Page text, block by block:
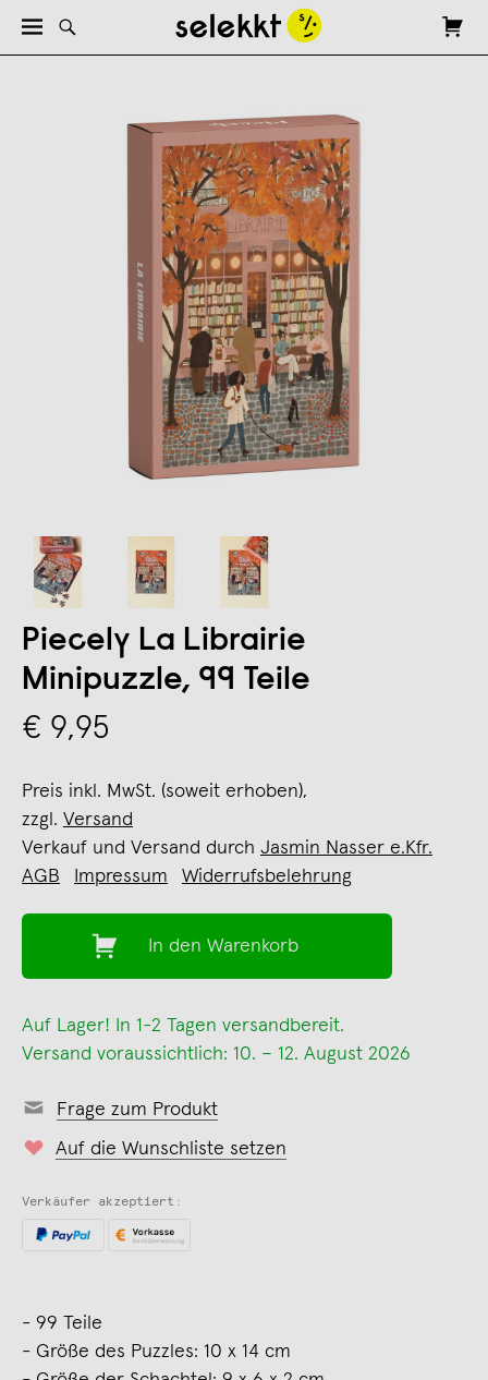
Piecely La Librairie
Minipuzzle, 99 Teile
€ 9,95
Preis inkl. MwSt. (soweit erhoben),
zzgl. Versand
Verkauf und Versand durch Jasmin Nasser e.Kfr.
AGB
Impressum Widerrufsbelehrung
In den Warenkorb
Auf Lager! In 1-2 Tagen versandbereit.
Versand voraussichtlich: 10. – 12. August 2026
Frage zum Produkt
Auf die Wunschliste setzen
Verkäufer akzeptiert:
- 99 Teile
- Größe des Puzzles: 10 x 14 cm